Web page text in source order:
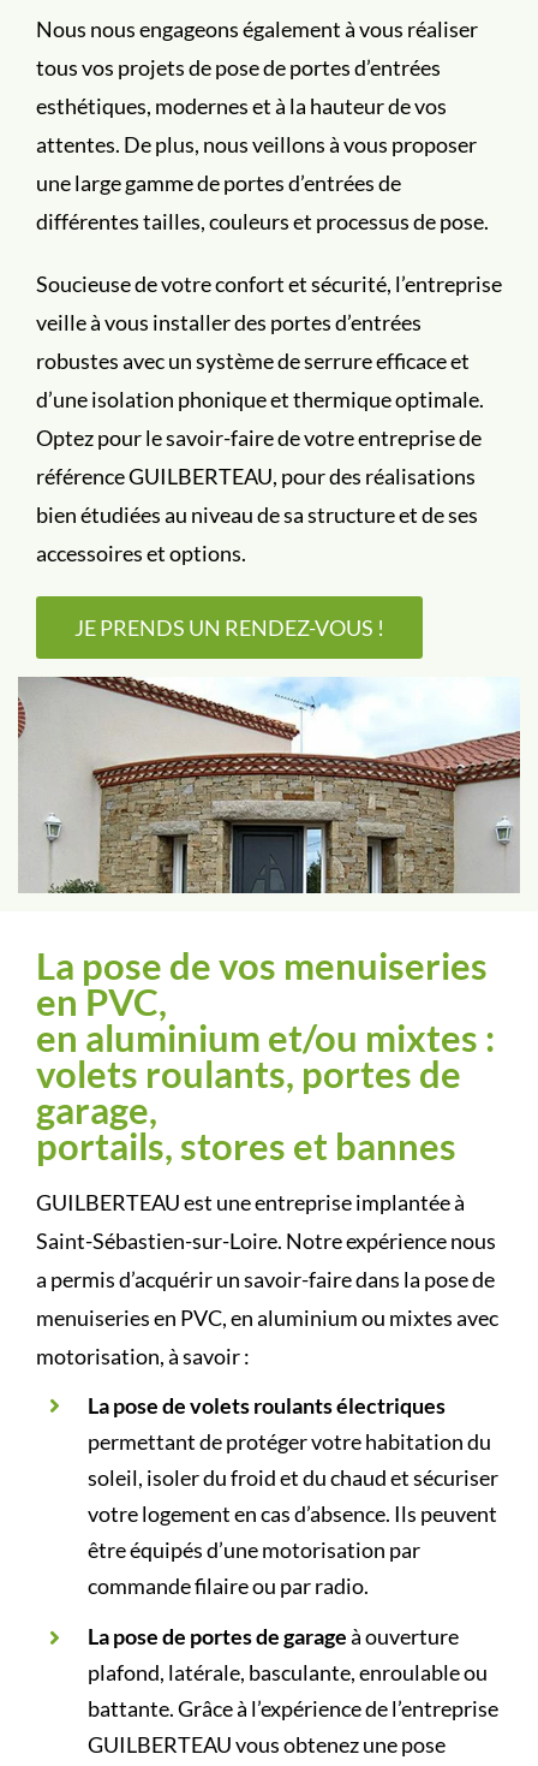
Nous nous engageons également à vous réaliser
tous vos projets de pose de portes d’entrées
esthétiques, modernes et à la hauteur de vos
attentes. De plus, nous veillons à vous proposer
une large gamme de portes d’entrées de
différentes tailles, couleurs et processus de pose.
Soucieuse de votre confort et sécurité, l’entreprise
veille à vous installer des portes d’entrées
robustes avec un système de serrure efficace et
d’une isolation phonique et thermique optimale.
Optez pour le savoir-faire de votre entreprise de
référence GUILBERTEAU, pour des réalisations
bien étudiées au niveau de sa structure et de ses
accessoires et options.
JE PRENDS UN RENDEZ-VOUS !
La pose de vos menuiseries
en PVC,
en aluminium et/ou mixtes :
volets roulants, portes de
garage,
portails, stores et bannes
GUILBERTEAU est une entreprise implantée à
Saint-Sébastien-sur-Loire. Notre expérience nous
a permis d’acquérir un savoir-faire dans la pose de
menuiseries en PVC, en aluminium ou mixtes avec
motorisation, à savoir :
La pose de volets roulants électriques
permettant de protéger votre habitation du
soleil, isoler du froid et du chaud et sécuriser
votre logement en cas d’absence. Ils peuvent
être équipés d’une motorisation par
commande filaire ou par radio.
La pose de portes de garageà ouverture
plafond, latérale, basculante, enroulable ou
battante. Grâce à l’expérience de l’entreprise
GUILBERTEAU vous obtenez une pose